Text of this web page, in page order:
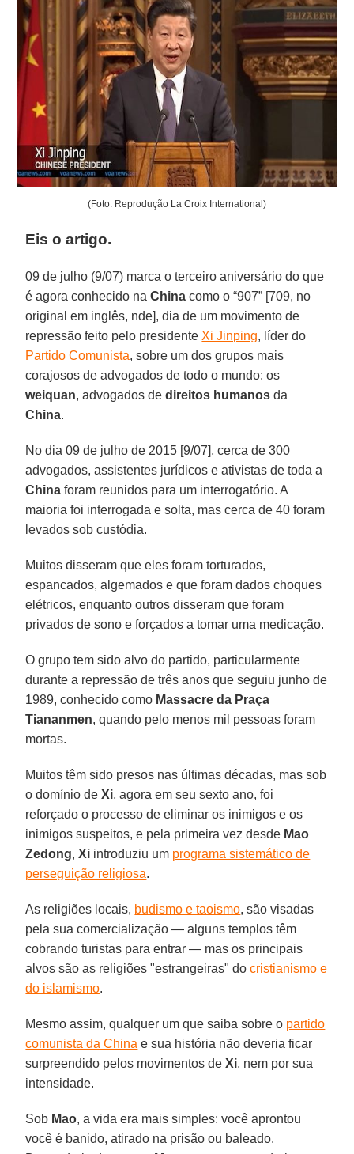
(Foto: Reprodução La Croix International)
Eis o artigo.
09 de julho (9/07) marca o terceiro aniversário do que
é agora conhecido naChina como o “907” [709, no
original em inglês, nde], dia de um movimento de
repressão feito pelo presidenteXi Jinping, líder do
Partido Comunista, sobre um dos grupos mais
corajosos de advogados de todo o mundo: os
weiquan, advogados dedireitos humanos da
China.
No dia 09 de julho de 2015 [9/07], cerca de 300
advogados, assistentes jurídicos e ativistas de toda a
China foram reunidos para um interrogatório. A
maioria foi interrogada e solta, mas cerca de 40 foram
levados sob custódia.
Muitos disseram que eles foram torturados,
espancados, algemados e que foram dados choques
elétricos, enquanto outros disseram que foram
privados de sono e forçados a tomar uma medicação.
O grupo tem sido alvo do partido, particularmente
durante a repressão de três anos que seguiu junho de
1989, conhecido como Massacre da Praça
Tiananmen, quando pelo menos mil pessoas foram
mortas.
Muitos têm sido presos nas últimas décadas, mas sob
o domínio deXi, agora em seu sexto ano, foi
reforçado o processo de eliminar os inimigos e os
inimigos suspeitos, e pela primeira vez desde Mao
Zedong,Xi introduziu um programa sistemático de
perseguição religiosa.
As religiões locais, budismo e taoismo, são visadas
pela sua comercialização — alguns templos têm
cobrando turistas para entrar — mas os principais
alvos são as religiões "estrangeiras" docristianismo e
do islamismo.
Mesmo assim, qualquer um que saiba sobre o partido
comunista da China e sua história não deveria ficar
surpreendido pelos movimentos deXi, nem por sua
intensidade.
Sob Mao, a vida era mais simples: você aprontou
você é banido, atirado na prisão ou baleado.